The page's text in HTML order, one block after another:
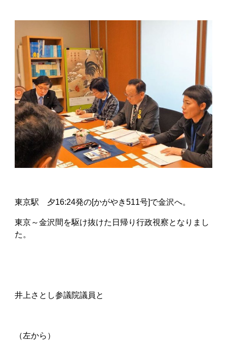
東京駅 夕16:24発の[かがやき511号]で金沢へ。
東京～金沢間を駆け抜けた日帰り行政視察となりまし
た。
井上さとし参議院議員と
（左から）